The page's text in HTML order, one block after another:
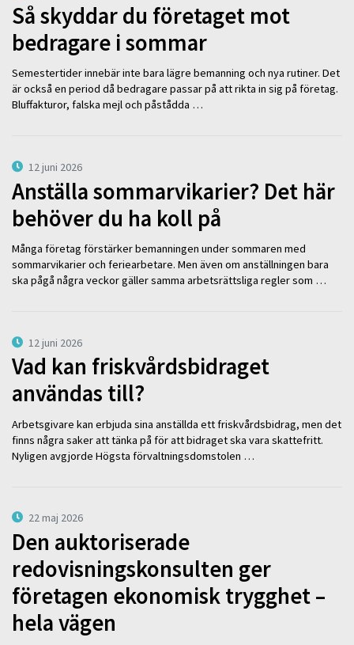
Så skyddar du företaget mot
bedragare i sommar
Semestertider innebär inte bara lägre bemanning och nya rutiner. Det
är också en period då bedragare passar på att rikta in sig på företag.
Bluffakturor, falska mejl och påstådda …
12 juni 2026
Anställa sommarvikarier? Det här
behöver du ha koll på
Många företag förstärker bemanningen under sommaren med
sommarvikarier och feriearbetare. Men även om anställningen bara
ska pågå några veckor gäller samma arbetsrättsliga regler som …
12 juni 2026
Vad kan friskvårdsbidraget
användas till?
Arbetsgivare kan erbjuda sina anställda ett friskvårdsbidrag, men det
finns några saker att tänka på för att bidraget ska vara skattefritt.
Nyligen avgjorde Högsta förvaltningsdomstolen …
22 maj 2026
Den auktoriserade
redovisningskonsulten ger
företagen ekonomisk trygghet –
hela vägen